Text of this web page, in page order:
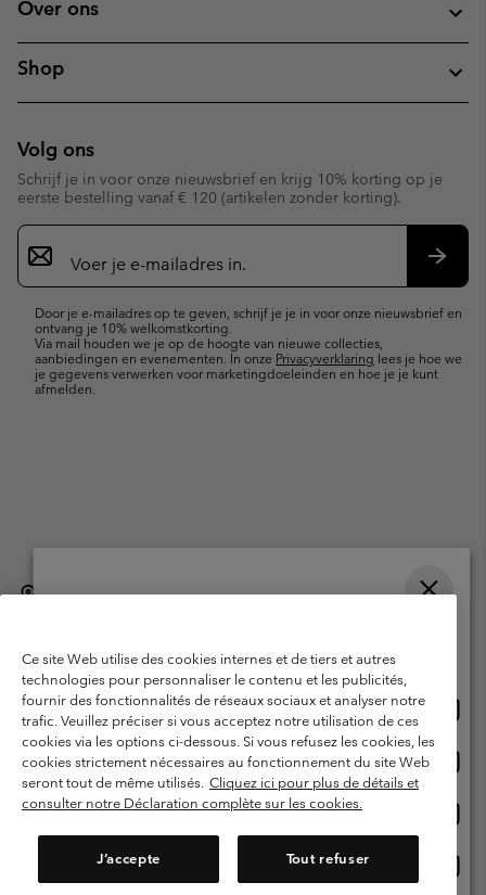
Over ons
Shop
Volg ons
Schrijf je in voor onze nieuwsbrief en krijg 10% korting op je
eerste bestelling vanaf € 120 (artikelen zonder korting).
Aanmelden
voor
e-
Door je e-mailadres op te geven, schrijf je je in voor onze nieuwsbrief en
ontvang je 10% welkomstkorting.
Via mail houden we je op de hoogte van nieuwe collecties,
aanbiedingen en evenementen. In onze Privacyverklaring lees je hoe we
je gegevens verwerken voor marketingdoeleinden en hoe je je kunt
afmelden.
België (Nederlands) | English ›| français ›
Gebruiksvoorwaarden
Verkoopvoorwaarden
Garantie
Privacybeleid
Gebruiksvoorwaarden voor lidmaatschap
Voorwaarden voor door gebruikers gegenereerde inhoud
Impressum
Cookies
Ce site Web utilise des cookies internes et de tiers et autres
technologies pour personnaliser le contenu et les publicités,
fournir des fonctionnalités de réseaux sociaux et analyser notre
trafic. Veuillez préciser si vous acceptez notre utilisation de ces
cookies via les options ci-dessous. Si vous refusez les cookies, les
cookies strictement nécessaires au fonctionnement du site Web
seront tout de même utilisés. Cliquez ici pour plus de détails et
consulter notre Déclaration complète sur les cookies.
J’accepte Tout refuser
Online shoppen beschikbaar
United States
Belgium-English
Belgium-Français
Belgium-Dutch